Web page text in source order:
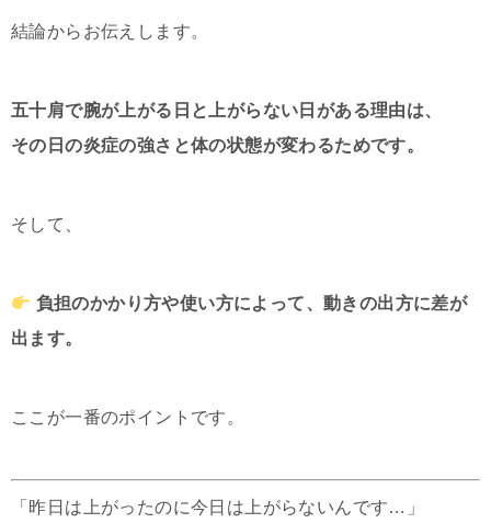
結論からお伝えします。
五十肩で腕が上がる日と上がらない日がある理由は、
その日の炎症の強さと体の状態が変わるためです。
そして、
負担のかかり方や使い方によって、動きの出方に差が
出ます。
ここが一番のポイントです。
「昨日は上がったのに今日は上がらないんです…」